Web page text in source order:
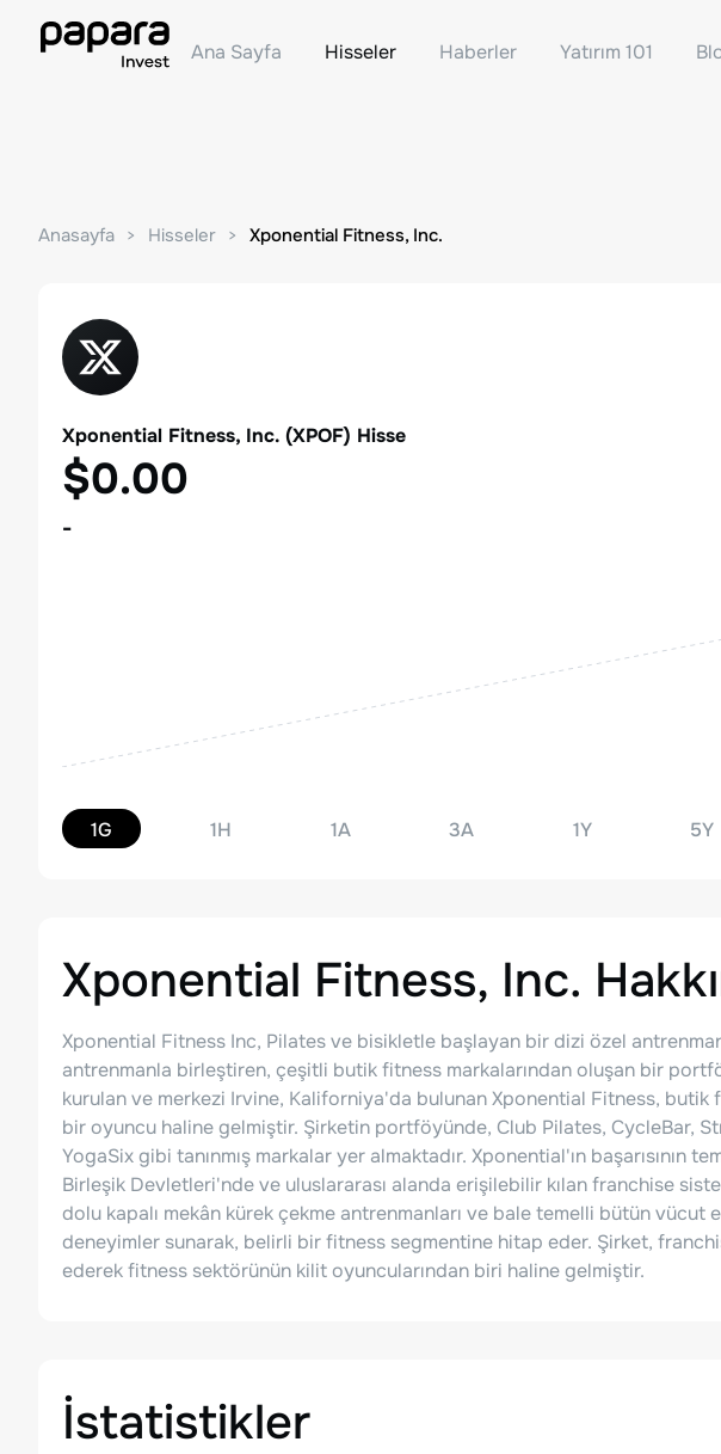
Ana Sayfa Hisseler Haberler Yatırım 101
Anasayfa Hisseler Xponential Fitness, Inc.
Xponential Fitness, Inc. (XPOF) Hisse
$0.00
-
1G 1H 1A 3A 1Y 5Y
Xponential Fitness, Inc.
Xponential Fitness Inc, Pilates ve bisikletle başlayan bir dizi özel
antrenmanla birleştiren, çeşitli butik fitness markalarından oluşan bir
kurulan ve merkezi Irvine, Kaliforniya'da bulunan Xponential Fitness, butik
bir oyuncu haline gelmiştir. Şirketin portföyünde, Club Pilates, CycleBar,
YogaSix gibi tanınmış markalar yer almaktadır. Xponential'ın başarısının
Birleşik Devletleri'nde ve uluslararası alanda erişilebilir kılan franchise
dolu kapalı mekân kürek çekme antrenmanları ve bale temelli bütün vücut
deneyimler sunarak, belirli bir fitness segmentine hitap eder. Şirket,
ederek fitness sektörünün kilit oyuncularından biri haline gelmiştir.
İstatistikler